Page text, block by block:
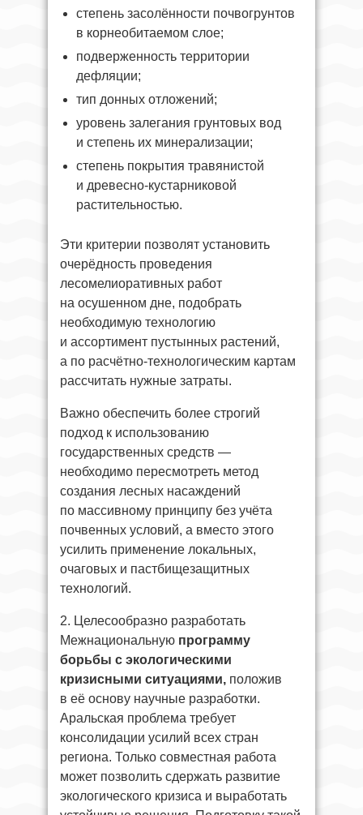
степень засолённости почвогрунтов
в корнеобитаемом слое;
подверженность территории
дефляции;
тип донных отложений;
уровень залегания грунтовых вод
и степень их минерализации;
степень покрытия травянистой
и древесно-кустарниковой
растительностью.
Эти критерии позволят установить
очерёдность проведения
лесомелиоративных работ
на осушенном дне, подобрать
необходимую технологию
и ассортимент пустынных растений,
а по расчётно-технологическим картам
рассчитать нужные затраты.
Важно обеспечить более строгий
подход к использованию
государственных средств —
необходимо пересмотреть метод
создания лесных насаждений
по массивному принципу без учёта
почвенных условий, а вместо этого
усилить применение локальных,
очаговых и пастбищезащитных
технологий.
2. Целесообразно разработать
Межнациональную программу
борьбы с экологическими
кризисными ситуациями, положив
в её основу научные разработки.
Аральская проблема требует
консолидации усилий всех стран
региона. Только совместная работа
может позволить сдержать развитие
экологического кризиса и выработать